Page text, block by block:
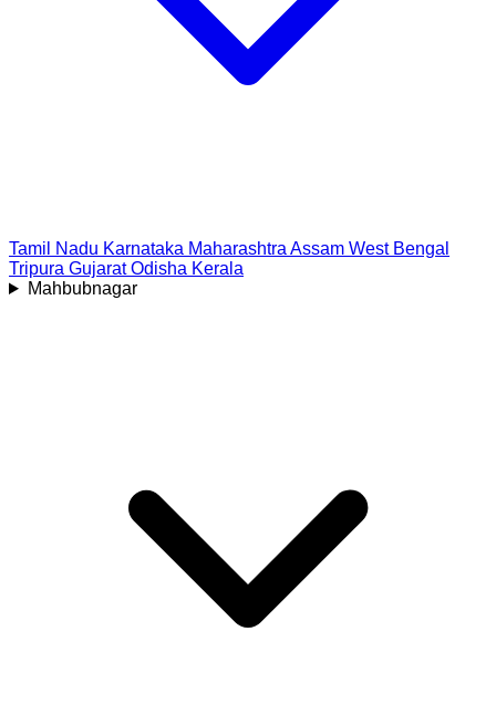
Tamil Nadu Karnataka Maharashtra Assam West Bengal
Tripura Gujarat Odisha Kerala
Mahbubnagar